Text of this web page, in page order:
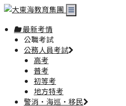
最新考情
公職考試
公務人員考試
高考
普考
初等考
地方特考
警消·海巡·移民